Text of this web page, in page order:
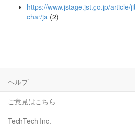
https://www.jstage.jst.go.jp/
char/ja (2)
ヘルプ
ご意見はこちら
TechTech Inc.